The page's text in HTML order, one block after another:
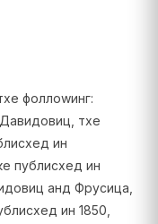
фоллоwинг:
тхе
ин
публисхед ин
анд Фрусица,
ин 1850,